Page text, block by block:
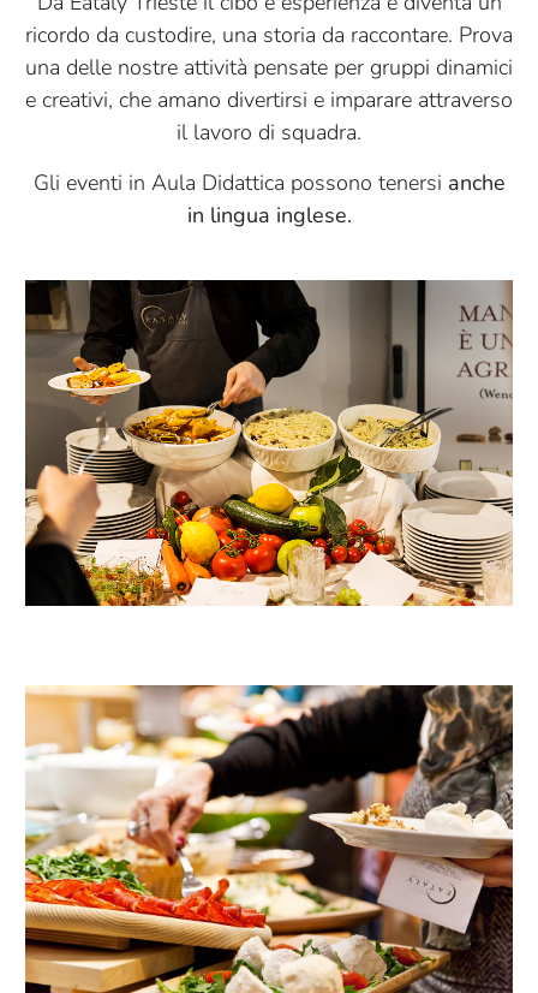
ricordo da custodire, una storia da raccontare. Prova
una delle nostre attività pensate per gruppi dinamici
e creativi, che amano divertirsi e imparare attraverso
il lavoro di squadra.
Gli eventi in Aula Didattica possono tenersi anche
in lingua inglese.